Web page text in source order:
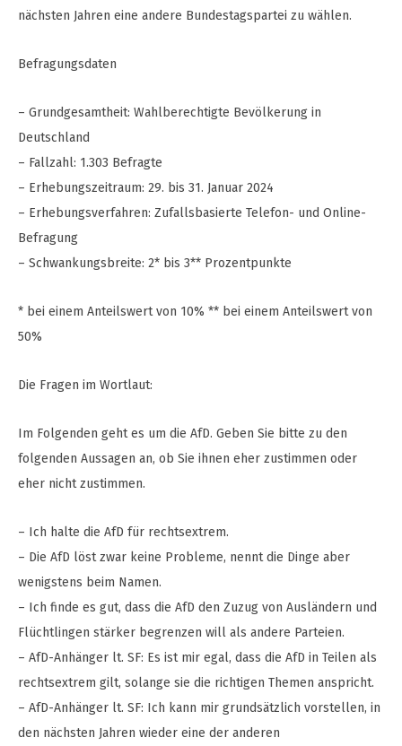
nächsten Jahren eine andere Bundestagspartei zu wählen.
Befragungsdaten
– Grundgesamtheit: Wahlberechtigte Bevölkerung in
Deutschland
– Fallzahl: 1.303 Befragte
– Erhebungszeitraum: 29. bis 31. Januar 2024
– Erhebungsverfahren: Zufallsbasierte Telefon- und Online-
Befragung
– Schwankungsbreite: 2* bis 3** Prozentpunkte
* bei einem Anteilswert von 10% ** bei einem Anteilswert von
50%
Die Fragen im Wortlaut:
Im Folgenden geht es um die AfD. Geben Sie bitte zu den
folgenden Aussagen an, ob Sie ihnen eher zustimmen oder
eher nicht zustimmen.
– Ich halte die AfD für rechtsextrem.
– Die AfD löst zwar keine Probleme, nennt die Dinge aber
wenigstens beim Namen.
– Ich finde es gut, dass die AfD den Zuzug von Ausländern und
Flüchtlingen stärker begrenzen will als andere Parteien.
– AfD-Anhänger lt. SF: Es ist mir egal, dass die AfD in Teilen als
rechtsextrem gilt, solange sie die richtigen Themen anspricht.
– AfD-Anhänger lt. SF: Ich kann mir grundsätzlich vorstellen, in
den nächsten Jahren wieder eine der anderen